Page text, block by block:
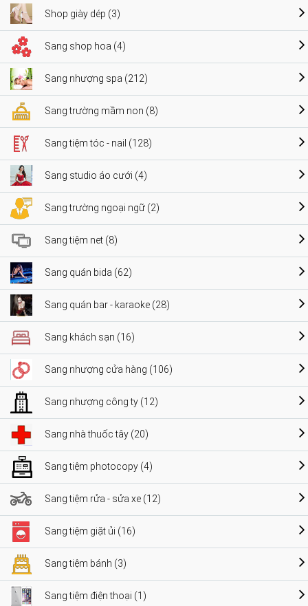
Shop giày dép (3)
Sang shop hoa (4)
Sang nhượng spa (212)
Sang trường mầm non (8)
Sang tiệm tóc - nail (128)
Sang studio áo cưới (4)
Sang trường ngoại ngữ (2)
Sang tiệm net (8)
Sang quán bida (62)
Sang quán bar - karaoke (28)
Sang khách sạn (16)
Sang nhượng cửa hàng (106)
Sang nhượng công ty (12)
Sang nhà thuốc tây (20)
Sang tiệm photocopy (4)
Sang tiệm rửa - sửa xe (12)
Sang tiệm giặt ủi (16)
Sang tiệm bánh (3)
Sang tiệm điện thoại (1)